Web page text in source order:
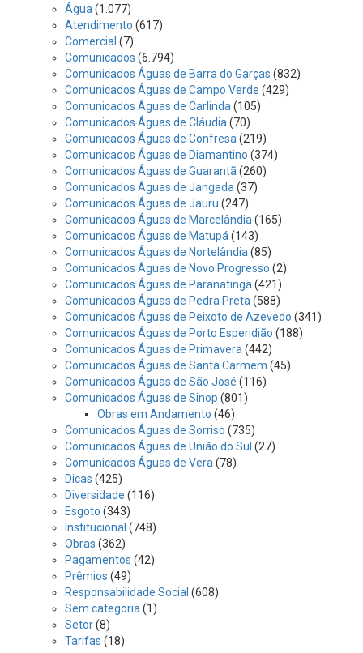
Água (1.077)
Atendimento (617)
Comercial (7)
Comunicados (6.794)
Comunicados Águas de Barra do Garças (832)
Comunicados Águas de Campo Verde (429)
Comunicados Águas de Carlinda (105)
Comunicados Águas de Cláudia (70)
Comunicados Águas de Confresa (219)
Comunicados Águas de Diamantino (374)
Comunicados Águas de Guarantã (260)
Comunicados Águas de Jangada (37)
Comunicados Águas de Jauru (247)
Comunicados Águas de Marcelândia (165)
Comunicados Águas de Matupá (143)
Comunicados Águas de Nortelândia (85)
Comunicados Águas de Novo Progresso (2)
Comunicados Águas de Paranatinga (421)
Comunicados Águas de Pedra Preta (588)
Comunicados Águas de Peixoto de Azevedo (341)
Comunicados Águas de Porto Esperidião (188)
Comunicados Águas de Primavera (442)
Comunicados Águas de Santa Carmem (45)
Comunicados Águas de São José (116)
Comunicados Águas de Sinop (801)
Obras em Andamento (46)
Comunicados Águas de Sorriso (735)
Comunicados Águas de União do Sul (27)
Comunicados Águas de Vera (78)
Dicas (425)
Diversidade (116)
Esgoto (343)
Institucional (748)
Obras (362)
Pagamentos (42)
Prêmios (49)
Responsabilidade Social (608)
Sem categoria (1)
Setor(8)
Tarifas (18)